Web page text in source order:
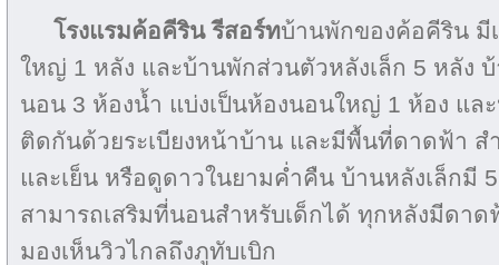
โรงแรมค้อคีริน รีสอร์ทบ้านพักของค้อคีริน มี
ใหญ่ 1 หลัง และบ้านพักส่วนตัวหลังเล็ก 5 หลัง
นอน 3 ห้องน้ำ แบ่งเป็นห้องนอนใหญ่ 1 ห้อง แล
ติดกันด้วยระเบียงหน้าบ้าน และมีพื้นที่ดาดฟ้า ส
และเย็น หรือดูดาวในยามค่ำคืน บ้านหลังเล็กมี
สามารถเสริมที่นอนสำหรับเด็กได้ ทุกหลังมีดา
มองเห็นวิวไกลถึงภูทับเบิก